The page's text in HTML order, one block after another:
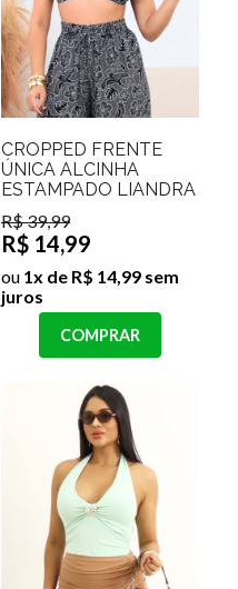
CROPPED FRENTE
ÚNICA ALCINHA
ESTAMPADO LIANDRA
R$ 39,99
R$ 14,99
ou 1x de R$ 14,99 sem
juros
COMPRAR